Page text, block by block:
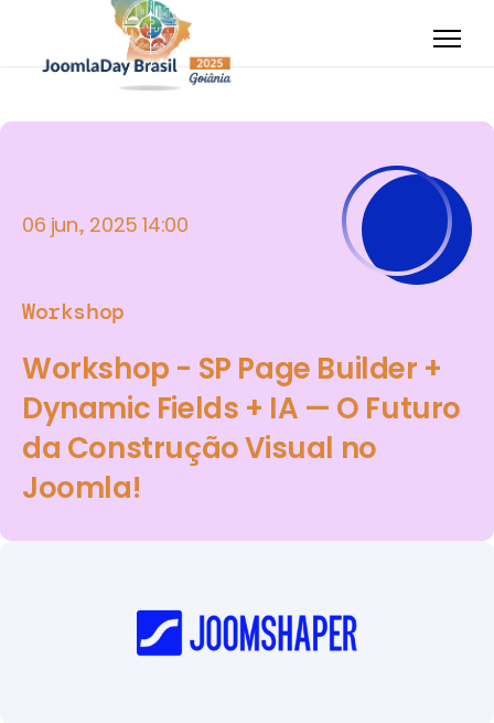
06 jun., 2025 14:00
Workshop
Workshop - SP Page Builder +
Dynamic Fields + IA — O Futuro
da Construção Visual no
Joomla!